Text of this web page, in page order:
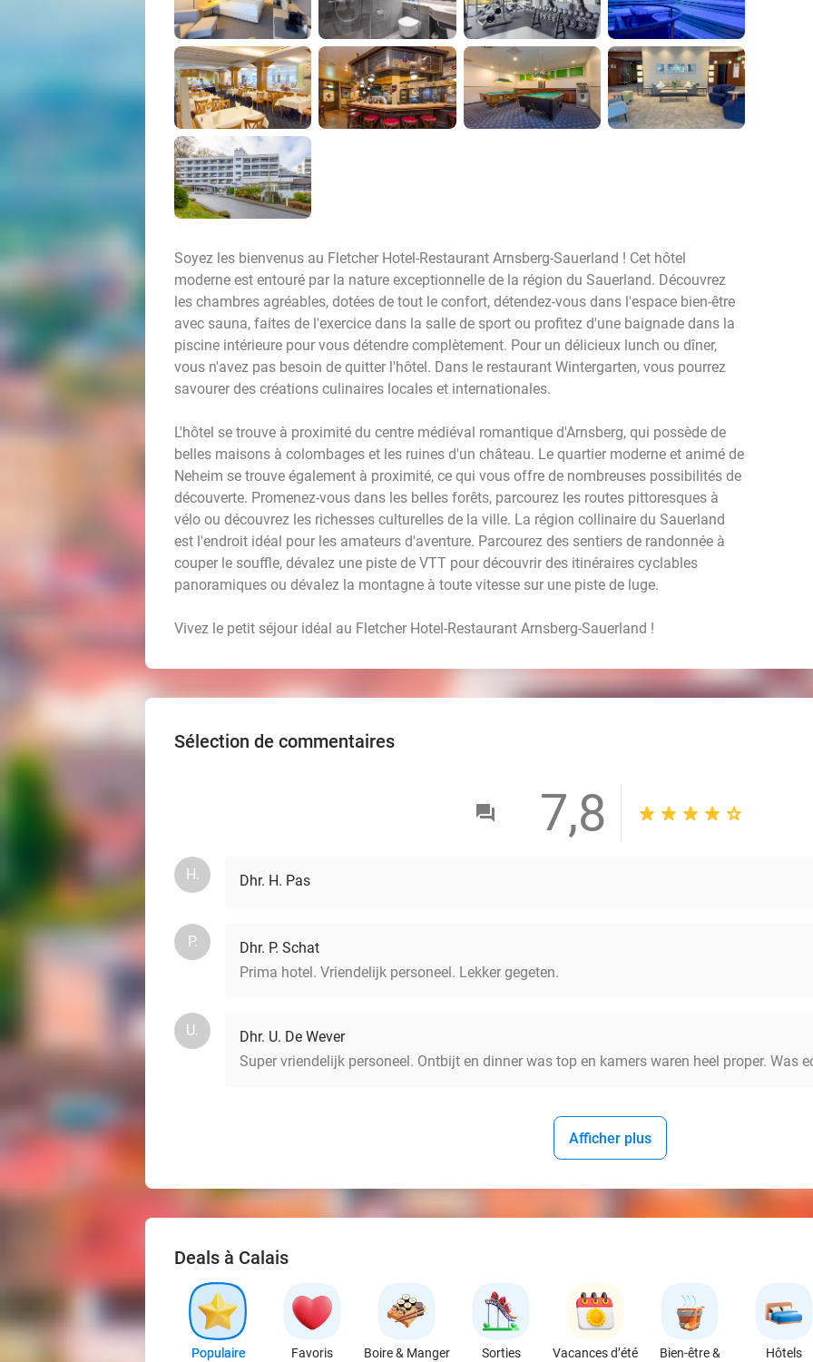
Soyez les bienvenus au Fletcher Hotel-Restaurant Arnsberg-Sauerland ! Cet hôtel
moderne est entouré par la nature exceptionnelle de la région du Sauerland. Découvrez
les chambres agréables, dotées de tout le confort, détendez-vous dans l'espace bien-être
avec sauna, faites de l'exercice dans la salle de sport ou profitez d'une baignade dans la
piscine intérieure pour vous détendre complètement. Pour un délicieux lunch ou dîner,
vous n'avez pas besoin de quitter l'hôtel. Dans le restaurant Wintergarten, vous pourrez
savourer des créations culinaires locales et internationales.
L'hôtel se trouve à proximité du centre médiéval romantique d'Arnsberg, qui possède de
belles maisons à colombages et les ruines d'un château. Le quartier moderne et animé de
Neheim se trouve également à proximité, ce qui vous offre de nombreuses possibilités de
découverte. Promenez-vous dans les belles forêts, parcourez les routes pittoresques à
vélo ou découvrez les richesses culturelles de la ville. La région collinaire du Sauerland
est l'endroit idéal pour les amateurs d'aventure. Parcourez des sentiers de randonnée à
couper le souffle, dévalez une piste de VTT pour découvrir des itinéraires cyclables
panoramiques ou dévalez la montagne à toute vitesse sur une piste de luge.
Vivez le petit séjour idéal au Fletcher Hotel-Restaurant Arnsberg-Sauerland !
Sélection de commentaires
7,8
H. Dhr. H. Pas
P.
Dhr. P. Schat
Prima hotel. Vriendelijk personeel. Lekker gegeten.
U.
Dhr. U. De Wever
Super vriendelijk personeel. Ontbijt en dinner was top en kamers waren heel proper. Was
Afficher plus
Deals à Calais
Populaire Favoris Boire & Manger Sorties Vacances d’été
Bien-être &
Hôtels